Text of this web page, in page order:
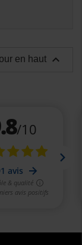
en haut 